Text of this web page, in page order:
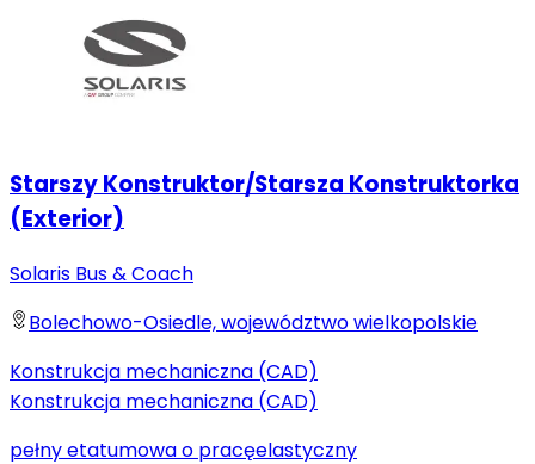
Starszy Konstruktor/Starsza Konstruktorka
(Exterior)
Solaris Bus & Coach
Bolechowo-Osiedle, województwo wielkopolskie
Konstrukcja mechaniczna (CAD)
Konstrukcja mechaniczna (CAD)
pełny etatumowa o pracęelastyczny